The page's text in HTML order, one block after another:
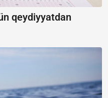
qeydiyyatdan